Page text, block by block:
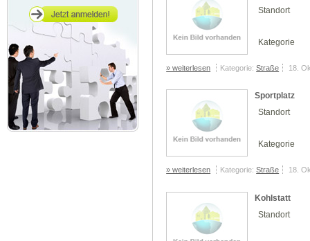
Standort
Kategorie
» weiterlesen Kategorie:Straße 18.
Sportplatz
Standort
Kategorie
» weiterlesen Kategorie:Straße 18.
Kohlstatt
Standort